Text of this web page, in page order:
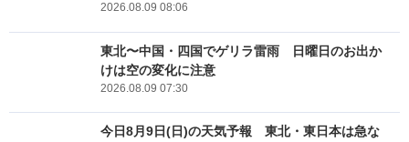
2026.08.09 08:06
東北〜中国・四国でゲリラ雷雨 日曜日のお出か
けは空の変化に注意
2026.08.09 07:30
今日8月9日(日)の天気予報 東北・東日本は急な